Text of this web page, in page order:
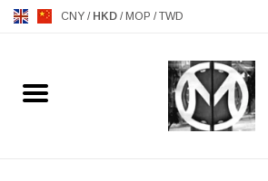
CNY / HKD / MOP /TWD
主頁